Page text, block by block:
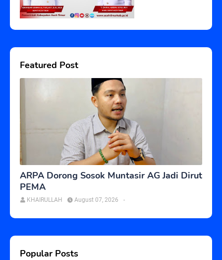
Featured Post
ARPA Dorong Sosok Muntasir AG Jadi Dirut
PEMA
KHAIRULLAH -
August 07, 2026
Popular Posts